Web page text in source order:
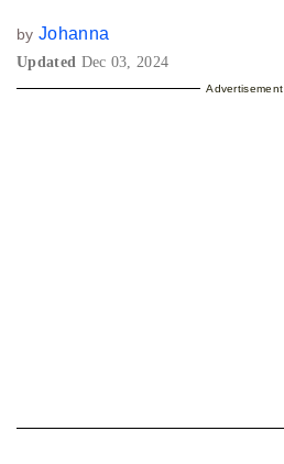
by Johanna
Updated Dec 03, 2024
Advertisement